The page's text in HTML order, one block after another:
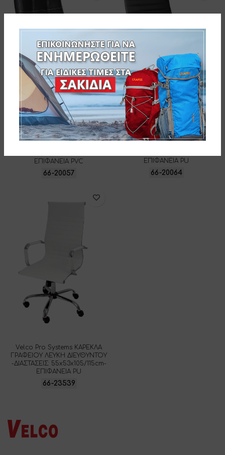
Velco Pro Systems ΠΟΛΥΘΡΟΝΑ
ΕΠΙΦΑΝΕΙΑ PVC
66-20057
Velco Pro Systems ΚΑΡΕΚΛΑ
ΕΠΙΦΑΝΕΙΑ PU
66-20064
Velco Pro Systems ΚΑΡΕΚΛΑ
ΓΡΑΦΕΙΟΥ ΛΕΥΚΗ ΔΙΕΥΘΥΝΤΟΥ
-ΔΙΑΣΤΑΣΕΙΣ: 55x53x105/115cm-
ΕΠΙΦΑΝΕΙΑ PU
66-23539